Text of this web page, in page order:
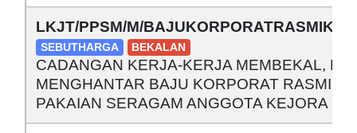
LKJT/PPSM/M/
SEBUTHARGA BEKALAN
CADANGAN KERJA-KERJA MEMBEKAL,
MENGHANTAR BAJU KORPORAT RASMI
PAKAIAN SERAGAM ANGGOTA KEJORA